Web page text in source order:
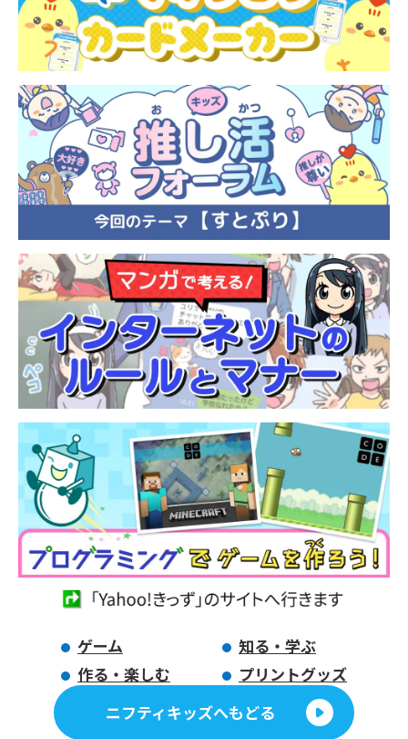
ゲーム
知る・学ぶ
作る・楽しむ
プリントグッズ
ニフティキッズへもどる